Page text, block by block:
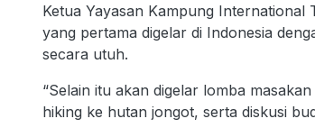
Ketua Yayasan Kampung International
yang pertama digelar di Indonesia
secara utuh.
“Selain itu akan digelar lomba
hiking ke hutan jongot, serta diskusi